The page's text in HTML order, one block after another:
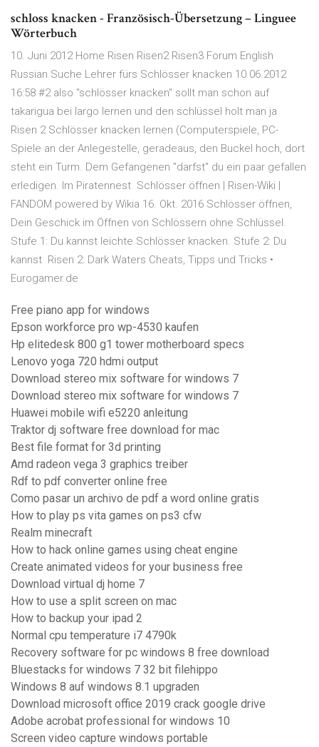
schloss knacken - Französisch-Übersetzung – Linguee
Wörterbuch
10. Juni 2012 Home Risen Risen2 Risen3 Forum English
Russian Suche Lehrer fürs Schlösser knacken 10.06.2012
16:58 #2 also "schlösser knacken" sollt man schon auf
takarigua bei largo lernen und den schlüssel holt man ja
Risen 2 Schlösser knacken lernen (Computerspiele, PC-
Spiele an der Anlegestelle, geradeaus, den Buckel hoch, dort
steht ein Turm. Dem Gefangenen "darfst" du ein paar gefallen
erledigen. Im Piratennest Schlösser öffnen | Risen-Wiki |
FANDOM powered by Wikia 16. Okt. 2016 Schlösser öffnen,
Dein Geschick im Öffnen von Schlössern ohne Schlüssel.
Stufe 1: Du kannst leichte Schlösser knacken. Stufe 2: Du
kannst Risen 2: Dark Waters Cheats, Tipps und Tricks •
Eurogamer.de
Free piano app for windows
Epson workforce pro wp-4530 kaufen
Hp elitedesk 800 g1 tower motherboard specs
Lenovo yoga 720 hdmi output
Download stereo mix software for windows 7
Download stereo mix software for windows 7
Huawei mobile wifi e5220 anleitung
Traktor dj software free download for mac
Best file format for 3d printing
Amd radeon vega 3 graphics treiber
Rdf to pdf converter online free
Como pasar un archivo de pdf a word online gratis
How to play ps vita games on ps3 cfw
Realm minecraft
How to hack online games using cheat engine
Create animated videos for your business free
Download virtual dj home 7
How to use a split screen on mac
How to backup your ipad 2
Normal cpu temperature i7 4790k
Recovery software for pc windows 8 free download
Bluestacks for windows 7 32 bit filehippo
Windows 8 auf windows 8.1 upgraden
Download microsoft office 2019 crack google drive
Adobe acrobat professional for windows 10
Screen video capture windows portable